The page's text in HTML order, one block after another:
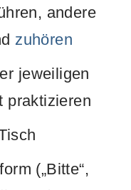
andere
zuhören
jeweiligen
praktizieren
(„Bitte“,